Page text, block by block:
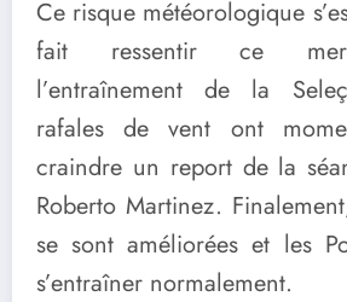
Ce risque météorologique
fait ressentir ce
l’entraînement de la
rafales de vent ont
craindre un report de la
Roberto Martinez.
se sont améliorées et les
s’entraîner normalement.